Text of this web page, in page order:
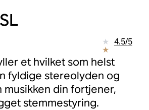
4.5/5
et hvilket som helst
fyldige stereolyden og
musikken din fortjener,
stemmestyring.